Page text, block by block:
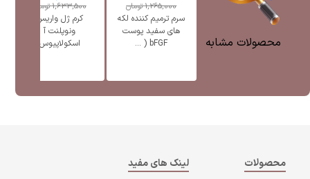
محصولات مشابه
سرم ترمیم کننده لکه
های سفید پوست
bFGF ( ...
1,265,000تومان
کرم ژل واریس
ونوپلنت آ
اسکولاپیوس
1,633,500تومان
محصولات لینک های مفید